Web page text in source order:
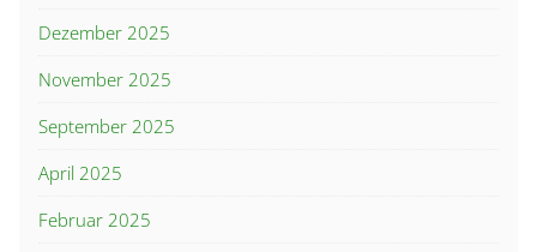
Dezember 2025
November 2025
September 2025
April 2025
Februar 2025